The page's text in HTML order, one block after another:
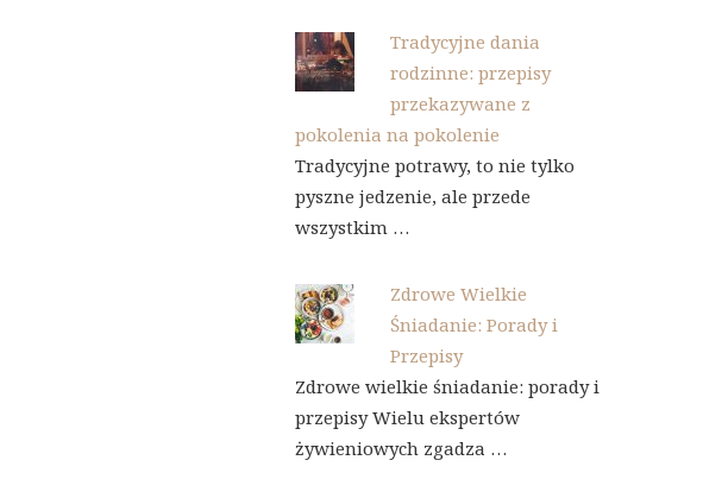
Tradycyjne dania
rodzinne: przepisy
przekazywane z
pokolenia na pokolenie
Tradycyjne potrawy, to nie tylko
pyszne jedzenie, ale przede
wszystkim …
Zdrowe Wielkie
Śniadanie: Porady i
Przepisy
Zdrowe wielkie śniadanie: porady i
przepisy Wielu ekspertów
żywieniowych zgadza …